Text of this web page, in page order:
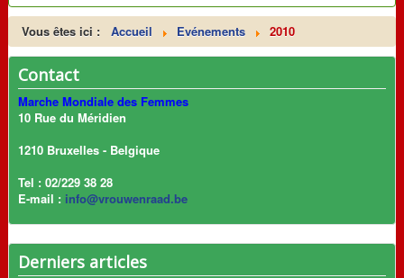
Vous êtes ici : Accueil Evénements 2010
Contact
Marche Mondiale des Femmes
10 Rue du Méridien
1210 Bruxelles - Belgique
Tel : 02/229 38 28
E-mail : info@vrouwenraad.be
Derniers articles